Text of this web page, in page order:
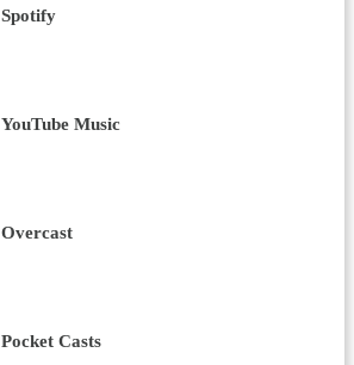
Spotify
YouTube Music
Overcast
Pocket Casts